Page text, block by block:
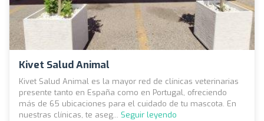
Kivet Salud Animal
Kivet Salud Animal es la mayor red de clínicas veterinarias
presente tanto en España como en Portugal, ofreciendo
más de 65 ubicaciones para el cuidado de tu mascota. En
nuestras clínicas, te aseg... Seguir leyendo